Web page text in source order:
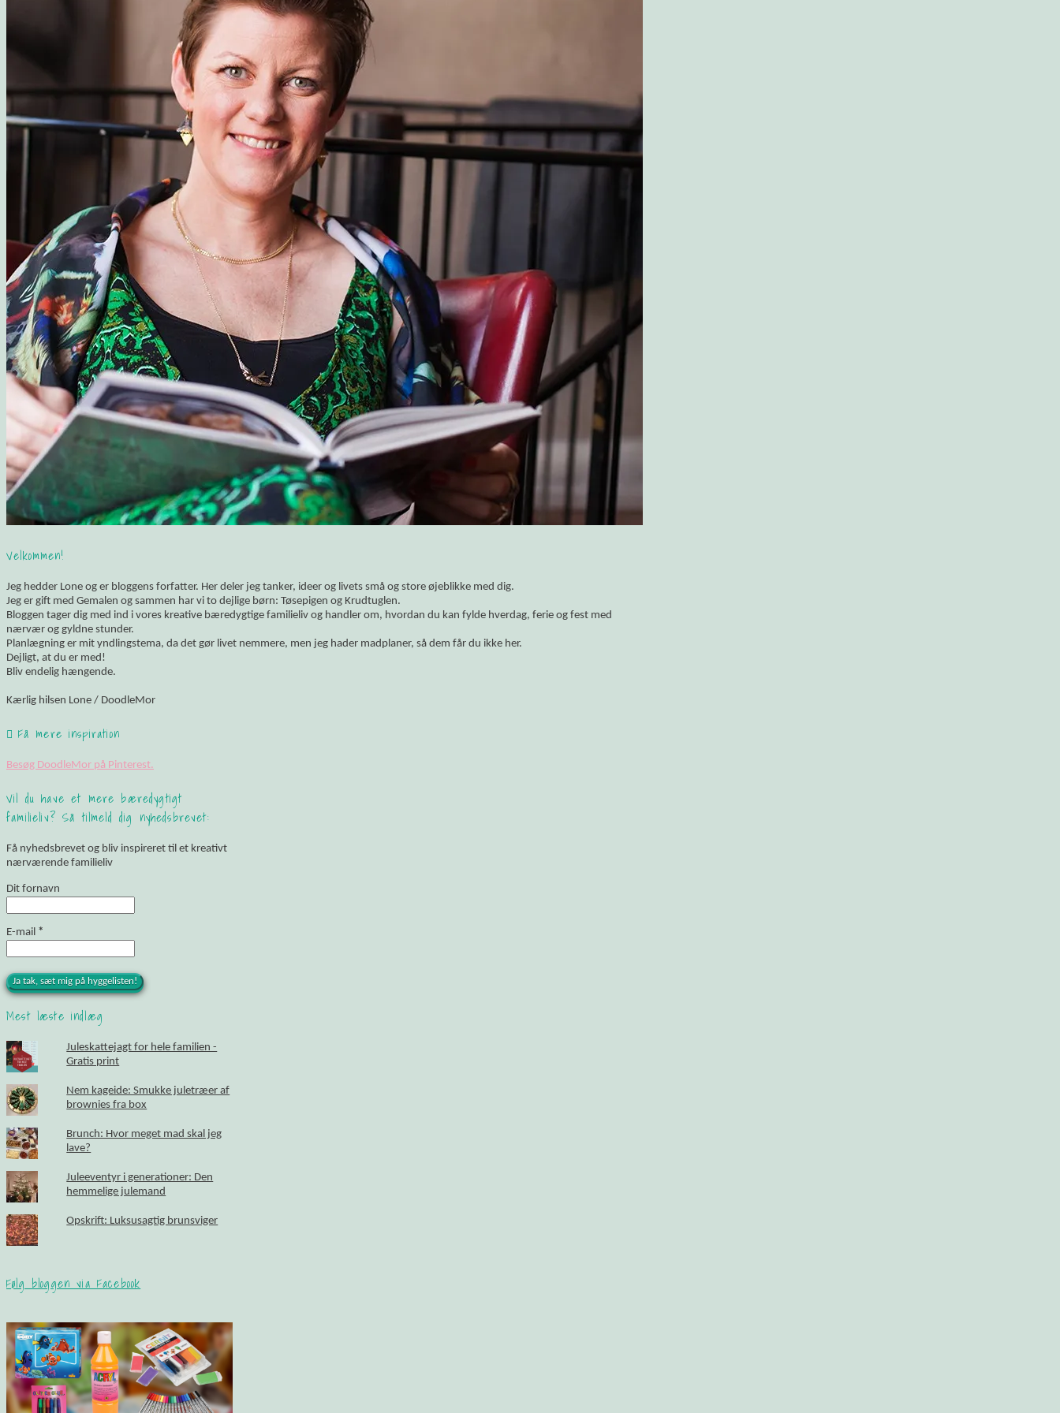
Velkommen!
Jeg hedder Lone og er bloggens forfatter. Her deler jeg tanker, ideer og livets små og store øjeblikke med dig.
Jeg er gift med Gemalen og sammen har vi to dejlige børn: Tøsepigen og Krudtuglen.
Bloggen tager dig med ind i vores kreative bæredygtige familieliv og handler om, hvordan du kan fylde hverdag, ferie og fest med
nærvær og gyldne stunder.
Planlægning er mit yndlingstema, da det gør livet nemmere, men jeg hader madplaner, så dem får du ikke her.
Dejligt, at du er med!
Bliv endelig hængende.
Kærlig hilsen Lone / DoodleMor
Få mere inspiration
Besøg DoodleMor på Pinterest.
Vil du have et mere bæredygtigt
familieliv? Så tilmeld dig nyhedsbrevet:
Få nyhedsbrevet og bliv inspireret til et kreativt
nærværende familieliv
Dit fornavn
E-mail *
Mest læste indlæg
Juleskattejagt for hele familien -
Gratis print
Nem kageide: Smukke juletræer af
brownies fra box
Brunch: Hvor meget mad skal jeg
lave?
Juleeventyr i generationer: Den
hemmelige julemand
Opskrift: Luksusagtig brunsviger
Følg bloggen via Facebook